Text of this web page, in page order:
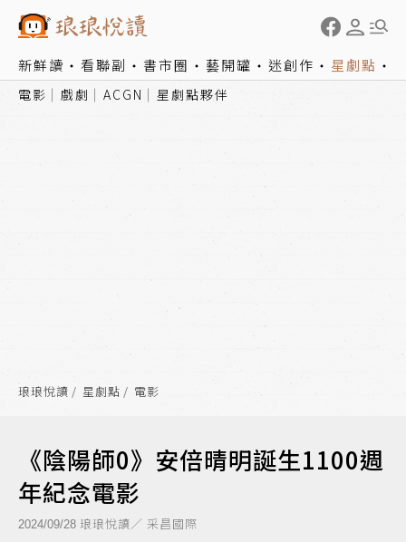
新鮮讀 看聯副 書市圈 藝開罐 迷創作 星劇點
電影 戲劇 ACGN 星劇點夥伴
琅琅悅讀 星劇點 電影
《陰陽師0》安倍晴明誕生1100週
年紀念電影
2024/09/28 琅琅悅讀／ 采昌國際